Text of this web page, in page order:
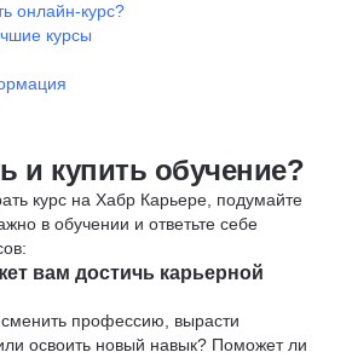
онлайн-курс?
курсы
и купить обучение?
курс на Хабр Карьере, подумайте
в обучении и ответьте себе
вам достичь карьерной
профессию, вырасти
освоить новый навык? Поможет ли